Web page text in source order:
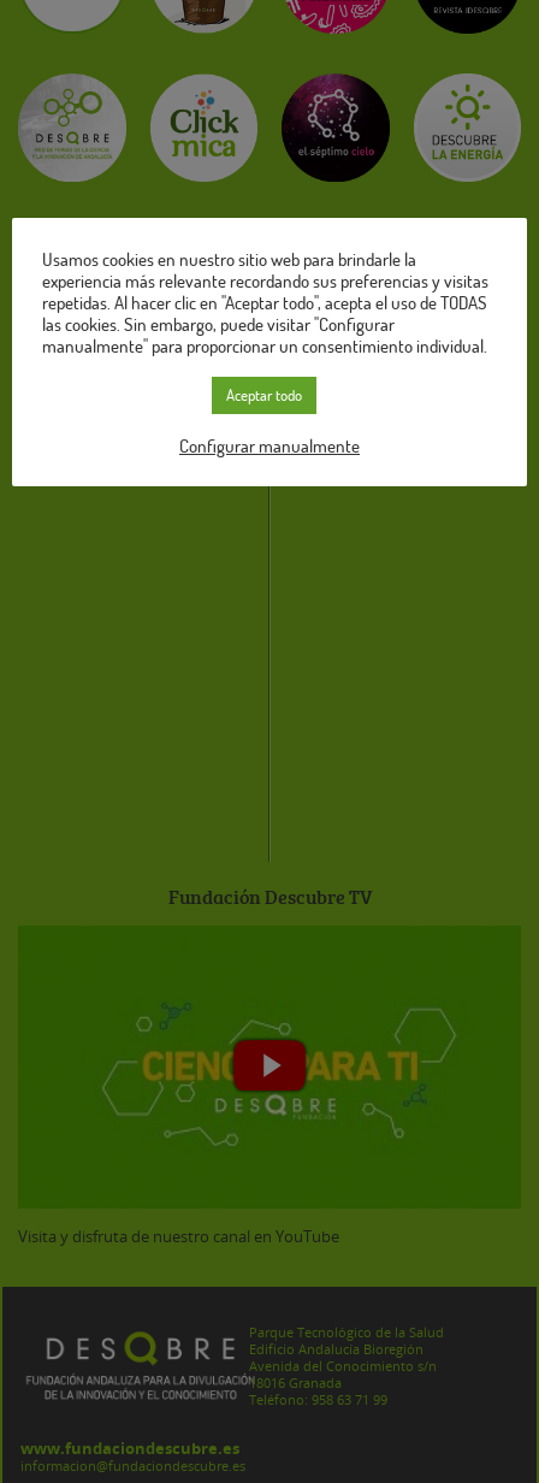
Ver todas las web de Descubre
Fundación Descubre TV
Visita y disfruta de nuestro canal en YouTube
Parque Tecnológico de la Salud
Edificio Andalucía Bioregión
Avenida del Conocimiento s/n
18016 Granada
Teléfono: 958 63 71 99
www.fundaciondescubre.es
informacion@fundaciondescubre.es
Usamos cookies en nuestro sitio web para brindarle la
experiencia más relevante recordando sus preferencias y visitas
repetidas. Al hacer clic en "Aceptar todo", acepta el uso de TODAS
las cookies. Sin embargo, puede visitar "Configurar
manualmente" para proporcionar un consentimiento individual.
Aceptar todo
Configurar manualmente